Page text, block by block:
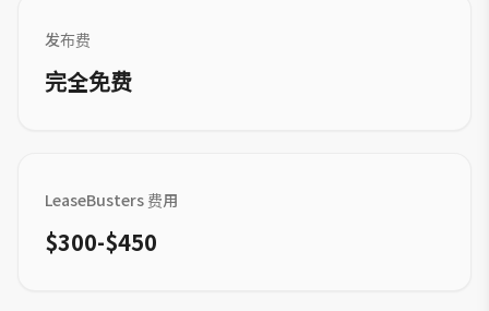
发布费
完全免费
LeaseBusters 费用
$300-$450